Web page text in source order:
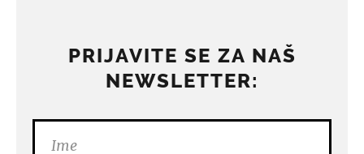
PRIJAVITE SE ZA NAŠ
NEWSLETTER: